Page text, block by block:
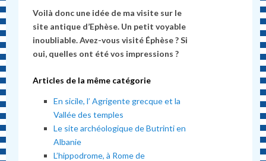
Voilà donc une idée de ma visite sur le
site antique d’Ephèse. Un petit voyable
inoubliable. Avez-vous visité Éphèse ? Si
oui, quelles ont été vos impressions ?
Articles de la même catégorie
En sicile, l’ Agrigente grecque et la
Vallée des temples
Le site archéologique de Butrinti en
Albanie
L’hippodrome, à Rome de